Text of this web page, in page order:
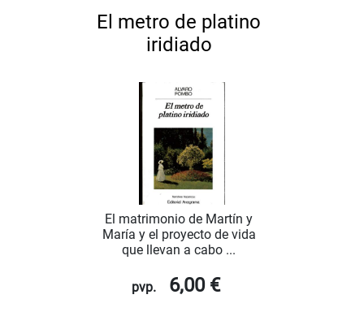
El metro de platino
iridiado
El matrimonio de Martín y
María y el proyecto de vida
que llevan a cabo ...
pvp. 6,00 €